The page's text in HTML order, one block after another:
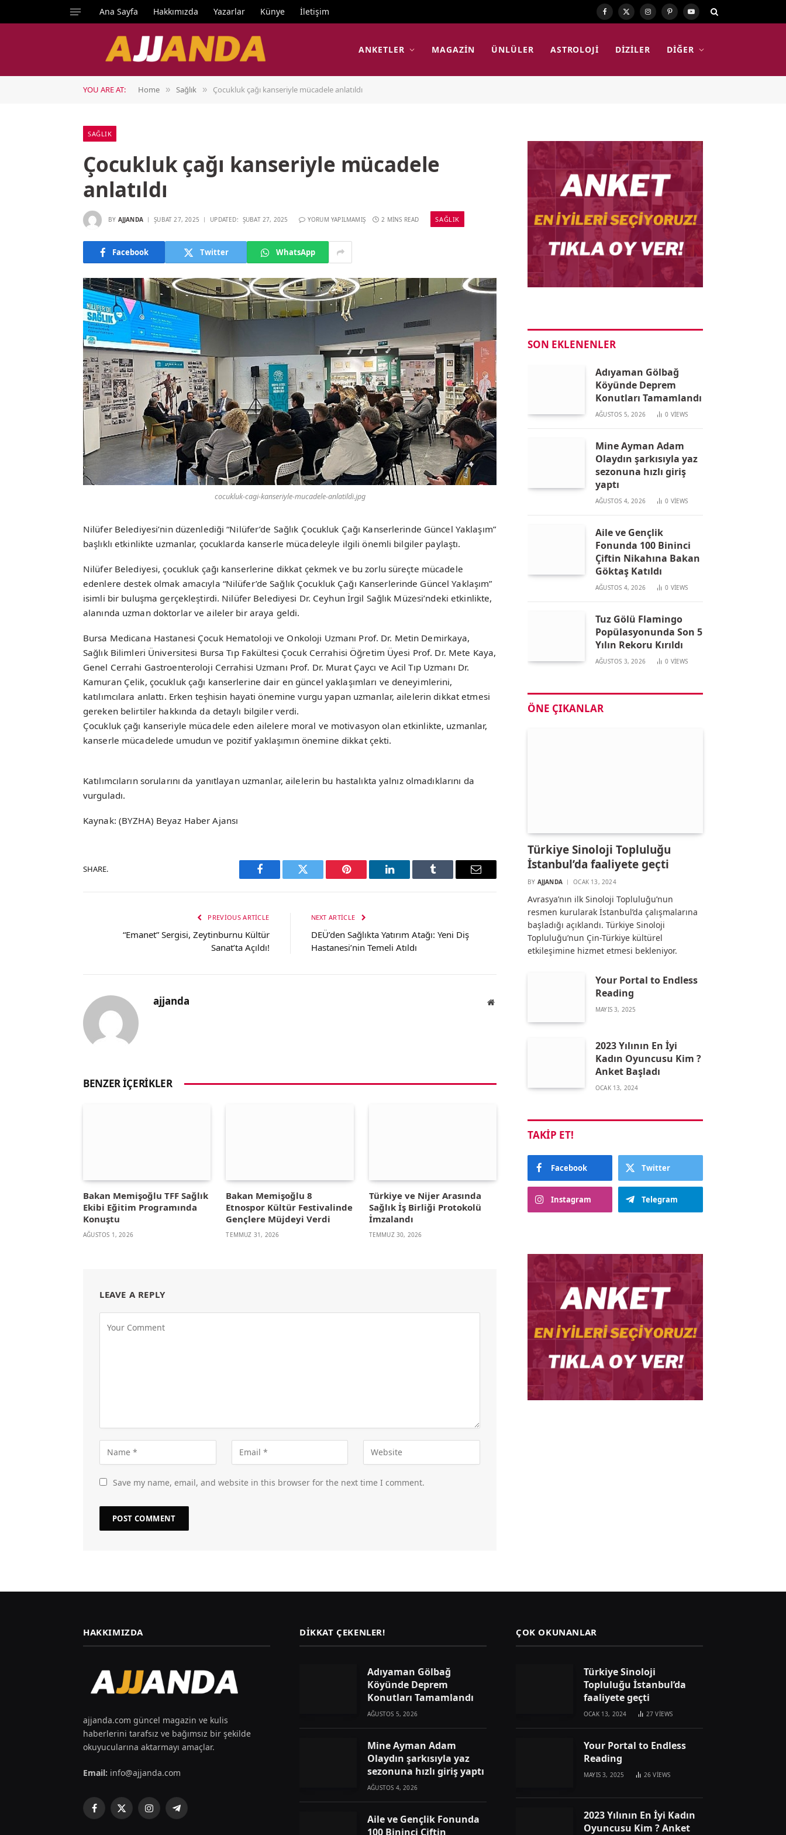
Ana Sayfa Hakkımızda Yazarlar Künye İletişim Facebook
X
Instagram
PinterestYouTube
ANKETLER MAGAZIN ÜNLÜLER ASTROLOJI DIZILER DIĞER
YOU ARE AT: Home » Sağlık » Çocukluk çağı kanseriyle mücadele anlatıldı
SAĞLIK
Çocukluk çağı kanseriyle mücadele
anlatıldı
BY AJJANDA ŞUBAT 27, 2025 UPDATED: ŞUBAT 27, 2025 YORUM YAPILMAMIŞ 2 MINS READ SAĞLIK
Facebook Twitter WhatsApp
cocukluk-cagi-kanseriyle-mucadele-anlatildi.jpg
Nilüfer Belediyesi’nin düzenlediği “Nilüfer’de Sağlık Çocukluk Çağı Kanserlerinde Güncel Yaklaşım”
başlıklı etkinlikte uzmanlar, çocuklarda kanserle mücadeleyle ilgili önemli bilgiler paylaştı.
Nilüfer Belediyesi, çocukluk çağı kanserlerine dikkat çekmek ve bu zorlu süreçte mücadele
edenlere destek olmak amacıyla “Nilüfer’de Sağlık Çocukluk Çağı Kanserlerinde Güncel Yaklaşım”
isimli bir buluşma gerçekleştirdi. Nilüfer Belediyesi Dr. Ceyhun İrgil Sağlık Müzesi’ndeki etkinlikte,
alanında uzman doktorlar ve aileler bir araya geldi.
Bursa Medicana Hastanesi Çocuk Hematoloji ve Onkoloji Uzmanı Prof. Dr. Metin Demirkaya,
Sağlık Bilimleri Üniversitesi Bursa Tıp Fakültesi Çocuk Cerrahisi Öğretim Üyesi Prof. Dr. Mete Kaya,
Genel Cerrahi Gastroenteroloji Cerrahisi Uzmanı Prof. Dr. Murat Çaycı ve Acil Tıp Uzmanı Dr.
Kamuran Çelik, çocukluk çağı kanserlerine dair en güncel yaklaşımları ve deneyimlerini,
katılımcılara anlattı. Erken teşhisin hayati önemine vurgu yapan uzmanlar, ailelerin dikkat etmesi
gereken belirtiler hakkında da detaylı bilgiler verdi.
Çocukluk çağı kanseriyle mücadele eden ailelere moral ve motivasyon olan etkinlikte, uzmanlar,
kanserle mücadelede umudun ve pozitif yaklaşımın önemine dikkat çekti.
Katılımcıların sorularını da yanıtlayan uzmanlar, ailelerin bu hastalıkta yalnız olmadıklarını da
vurguladı.
Kaynak: (BYZHA) Beyaz Haber Ajansı
SHARE.
Facebook Twitter Pinterest LinkedIn Tumblr Email
PREVIOUS ARTICLE
“Emanet” Sergisi, Zeytinburnu Kültür
Sanat’ta Açıldı!
NEXT ARTICLE
DEÜ’den Sağlıkta Yatırım Atağı: Yeni Diş
Hastanesi’nin Temeli Atıldı
ajjanda Website
BENZER İÇERIKLER
Bakan Memişoğlu TFF Sağlık
Ekibi Eğitim Programında
Konuştu
AĞUSTOS 1, 2026
Bakan Memişoğlu 8
Etnospor Kültür Festivalinde
Gençlere Müjdeyi Verdi
TEMMUZ 31, 2026
Türkiye ve Nijer Arasında
Sağlık İş Birliği Protokolü
İmzalandı
TEMMUZ 30, 2026
LEAVE A REPLY
Save my name, email, and website in this browser for the next time I comment.
SON EKLENENLER
Adıyaman Gölbağ
Köyünde Deprem
Konutları Tamamlandı
AĞUSTOS 5, 2026 0 VIEWS
Mine Ayman Adam
Olaydın şarkısıyla yaz
sezonuna hızlı giriş
yaptı
AĞUSTOS 4, 2026 0 VIEWS
Aile ve Gençlik
Fonunda 100 Bininci
Çiftin Nikahına Bakan
Göktaş Katıldı
AĞUSTOS 4, 2026 0 VIEWS
Tuz Gölü Flamingo
Popülasyonunda Son 5
Yılın Rekoru Kırıldı
AĞUSTOS 3, 2026 0 VIEWS
ÖNE ÇIKANLAR
Türkiye Sinoloji Topluluğu
İstanbul’da faaliyete geçti
BY AJJANDA OCAK 13, 2024
Avrasya’nın ilk Sinoloji Topluluğu’nun
resmen kurularak İstanbul’da çalışmalarına
başladığı açıklandı. Türkiye Sinoloji
Topluluğu’nun Çin-Türkiye kültürel
etkileşimine hizmet etmesi bekleniyor.
Your Portal to Endless
Reading
MAYIS 3, 2025
2023 Yılının En İyi
Kadın Oyuncusu Kim ?
Anket Başladı
OCAK 13, 2024
TAKIP ET!
Facebook Twitter
Instagram Telegram
HAKKIMIZDA
ajjanda.com güncel magazin ve kulis
haberlerini tarafsız ve bağımsız bir şekilde
okuyucularına aktarmayı amaçlar.
Email: info@ajjanda.com
Facebook
X
InstagramTelegram
DIKKAT ÇEKENLER!
Adıyaman Gölbağ
Köyünde Deprem
Konutları Tamamlandı
AĞUSTOS 5, 2026
Mine Ayman Adam
Olaydın şarkısıyla yaz
sezonuna hızlı giriş yaptı
AĞUSTOS 4, 2026
Aile ve Gençlik Fonunda
100 Bininci Çiftin
ÇOK OKUNANLAR
Türkiye Sinoloji
Topluluğu İstanbul’da
faaliyete geçti
OCAK 13, 2024 27VIEWS
Your Portal to Endless
Reading
MAYIS 3, 2025 26VIEWS
2023 Yılının En İyi Kadın
Oyuncusu Kim ? Anket